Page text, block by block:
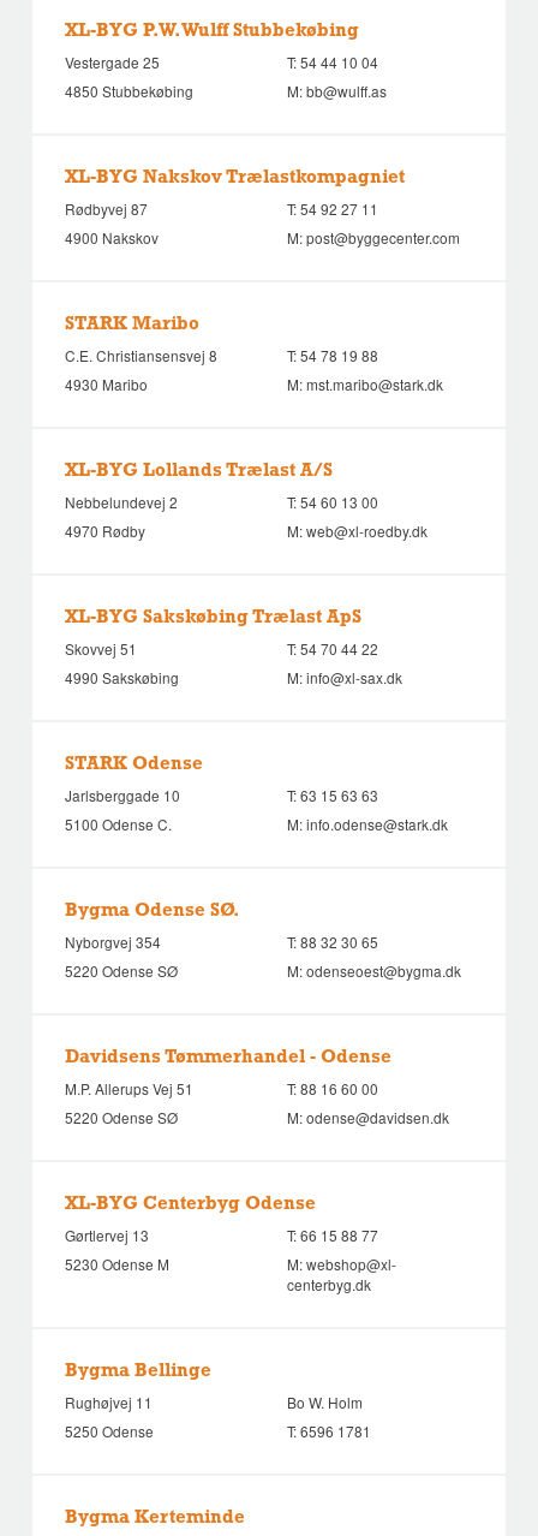
XL-BYG P.W. Wulff Stubbekøbing
Vestergade 25
4850 Stubbekøbing
T:54 44 10 04
M:bb@wulff.as
XL-BYG Nakskov Trælastkompagniet
Rødbyvej 87
4900 Nakskov
T:54 92 27 11
M:post@byggecenter.com
STARK Maribo
C.E. Christiansensvej 8
4930 Maribo
T:54 78 19 88
M:mst.maribo@stark.dk
XL-BYG Lollands Trælast A/S
Nebbelundevej 2
4970 Rødby
T:54 60 13 00
M:web@xl-roedby.dk
XL-BYG Sakskøbing Trælast ApS
Skovvej 51
4990 Sakskøbing
T:54 70 44 22
M:info@xl-sax.dk
STARK Odense
Jarlsberggade 10
5100 Odense C.
T:63 15 63 63
M:info.odense@stark.dk
Bygma Odense SØ.
Nyborgvej 354
5220 Odense SØ
T:88 32 30 65
M:odenseoest@bygma.dk
Davidsens Tømmerhandel - Odense
M.P. Allerups Vej 51
5220 Odense SØ
T:88 16 60 00
M:odense@davidsen.dk
XL-BYG Centerbyg Odense
Gørtlervej 13
5230 Odense M
T:66 15 88 77
M:webshop@xl-
centerbyg.dk
Bygma Bellinge
Rughøjvej 11
5250 Odense
Bo W. Holm
T:6596 1781
Bygma Kerteminde